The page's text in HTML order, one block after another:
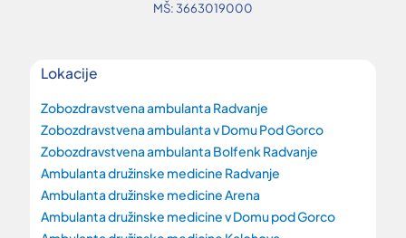
MŠ: 3663019000
Lokacije
Zobozdravstvena ambulanta Radvanje
Zobozdravstvena ambulanta v Domu Pod Gorco
Zobozdravstvena ambulanta Bolfenk Radvanje
Ambulanta družinske medicine Radvanje
Ambulanta družinske medicine Arena
Ambulanta družinske medicine v Domu pod Gorco